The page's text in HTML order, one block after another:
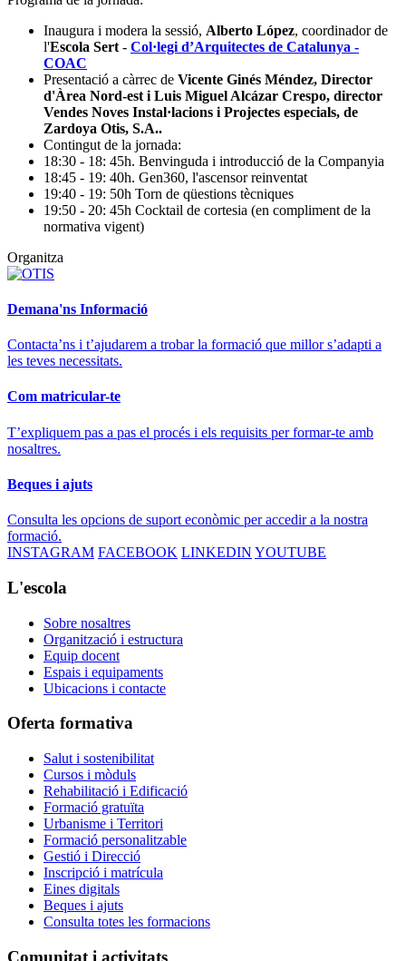
Inaugura i modera la sessió, Alberto López, coordinador de
l'Escola Sert - Col·legi d’Arquitectes de Catalunya -
COAC
Presentació a càrrec de Vicente Ginés Méndez, Director
d'Àrea Nord-est i Luis Miguel Alcázar Crespo, director
Vendes Noves Instal·lacions i Projectes especials, de
Zardoya Otis, S.A..
Contingut de la jornada:
18:30 - 18: 45h. Benvinguda i introducció de la Companyia
18:45 - 19: 40h. Gen360, l'ascensor reinventat
19:40 - 19: 50h Torn de qüestions tècniques
19:50 - 20: 45h Cocktail de cortesia (en compliment de la
normativa vigent)
Organitza
Demana'ns Informació
Contacta’ns i t’ajudarem a trobar la formació que millor s’adapti a
les teves necessitats.
Com matricular-te
T’expliquem pas a pas el procés i els requisits per formar-te amb
nosaltres.
Beques i ajuts
Consulta les opcions de suport econòmic per accedir a la nostra
formació.
INSTAGRAM FACEBOOK LINKEDIN YOUTUBE
L'escola
Sobre nosaltres
Organització i estructura
Equip docent
Espais i equipaments
Ubicacions i contacte
Oferta formativa
Salut i sostenibilitat
Cursos i mòduls
Rehabilitació i Edificació
Formació gratuïta
Urbanisme i Territori
Formació personalitzable
Gestió i Direcció
Inscripció i matrícula
Eines digitals
Beques i ajuts
Consulta totes les formacions
Comunitat i activitats